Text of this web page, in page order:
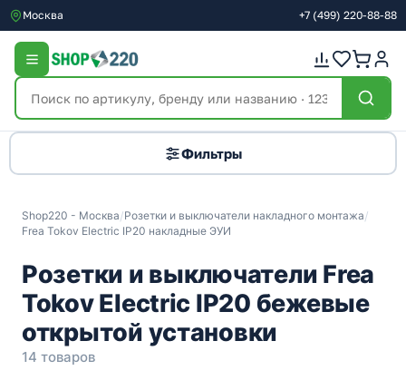
Москва +7 (499) 220-88-88
Фильтры
Shop220 - Москва/Розетки и выключатели накладного монтажа/
Frea Tokov Electric IP20 накладные ЭУИ
Розетки и выключатели Frea
Tokov Electric IP20 бежевые
открытой установки
14 товаров